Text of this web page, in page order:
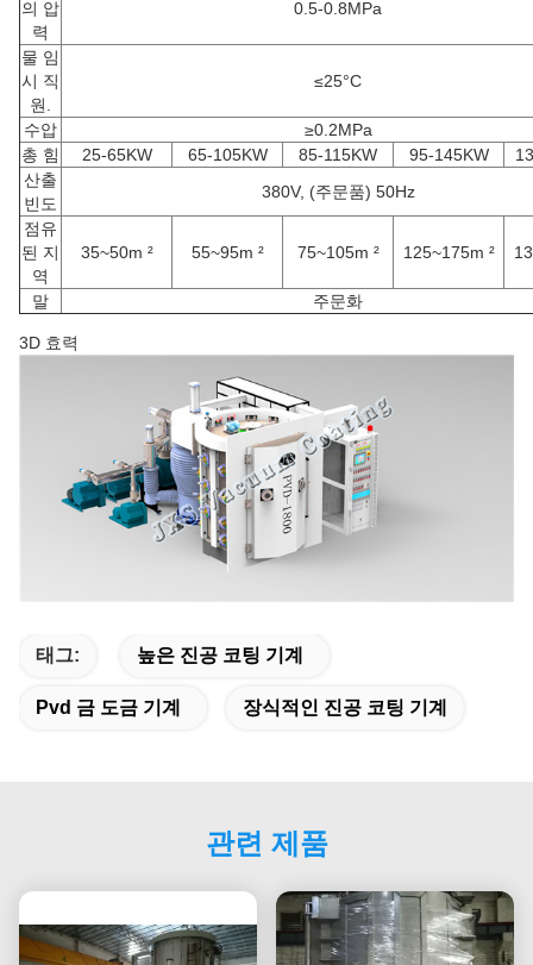
의 압
력
0.5-0.8MPa
물 임
시 직
원.
≤25°C
수압
≥0.2MPa
총 힘
25-65KW 65-105KW 85-115KW 95-145KW
산출
빈도
380V, (주문품) 50Hz
점유
된 지
역
35~50m ² 55~95m ² 75~105m ² 125~175m ²
말 주문화
3D 효력
태그: 높은 진공 코팅 기계
Pvd 금 도금 기계 장식적인 진공 코팅 기계
관련 제품